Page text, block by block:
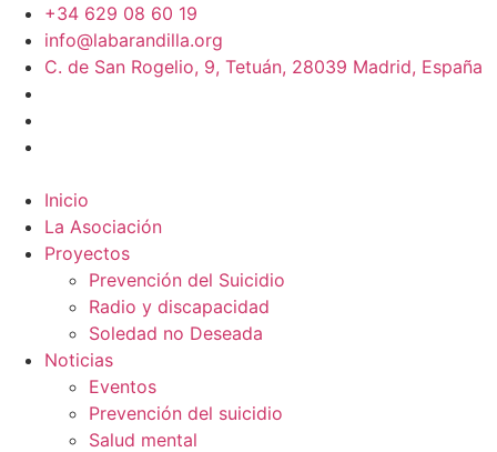
+34 629 08 60 19
info@labarandilla.org
C. de San Rogelio, 9, Tetuán, 28039 Madrid, España
Inicio
La Asociación
Proyectos
Prevención del Suicidio
Radio y discapacidad
Soledad no Deseada
Noticias
Eventos
Prevención del suicidio
Salud mental